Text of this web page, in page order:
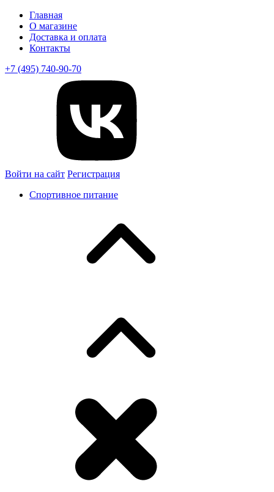
Главная
О магазине
Доставка и оплата
Контакты
+7 (495) 740-90-70
Войти на сайт Регистрация
Спортивное питание